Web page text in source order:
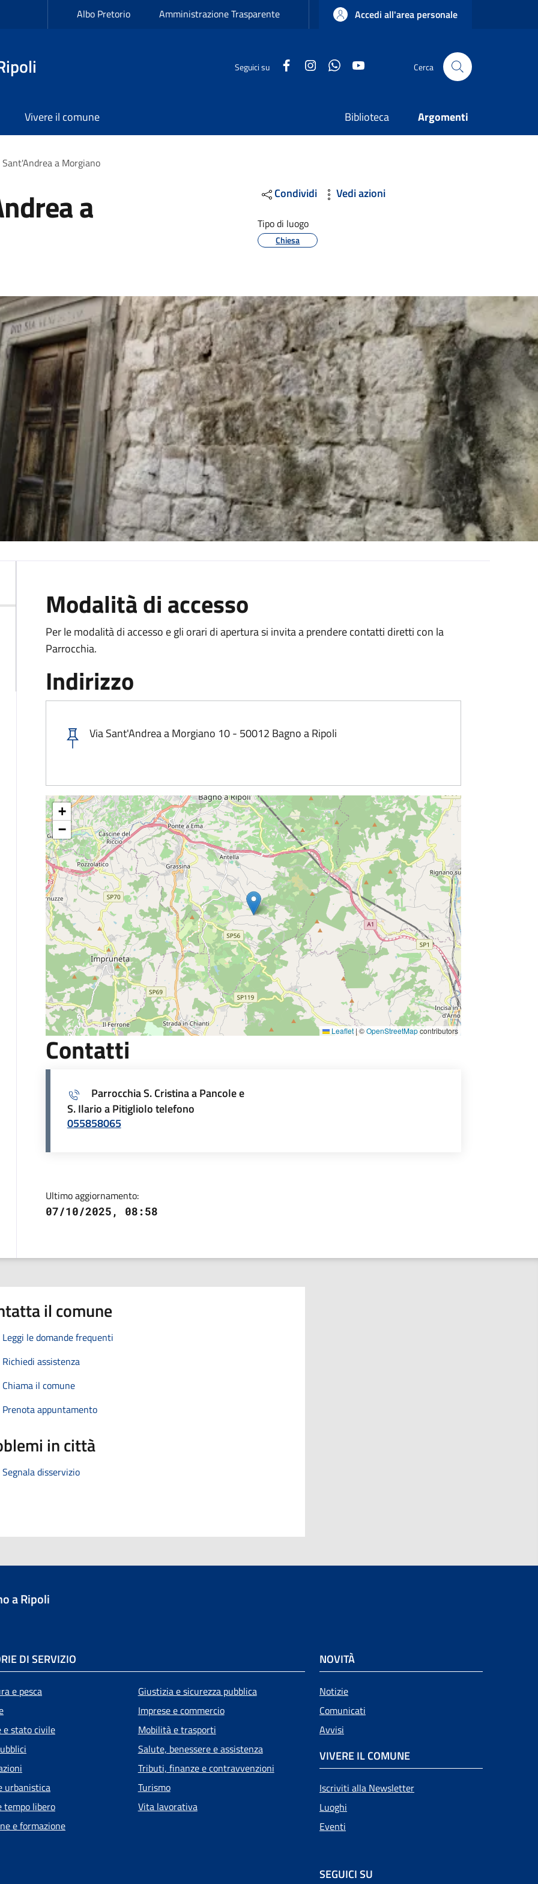
Albo Pretorio Amministrazione Trasparente Accedi all'area personale
Seguici su FacebookInstagramWhatsApp Cerca
Vivere il comune Biblioteca Argomenti
Sant'Andrea a Morgiano
a Condividi Vedi azioni
Tipo di luogo
Chiesa
Modalità di accesso
Per le modalità di accesso e gli orari di apertura si invita a prendere contatti diretti con la
Parrocchia.
Indirizzo
Via Sant'Andrea a Morgiano 10 - 50012 Bagno a Ripoli
+
−
Leaflet | ©OpenStreetMapcontributors
Contatti
Parrocchia S. Cristina a Pancole e
S. Ilario a Pitigliolo telefono
055858065
Ultimo aggiornamento:
07/10/2025, 08:58
il comune
Leggi le domande frequenti
Richiedi assistenza
Chiama il comune
Prenota appuntamento
in città
Segnala disservizio
a Ripoli
DI SERVIZIO
e pesca
e stato civile
urbanistica
tempo libero
e formazione
Giustizia e sicurezza pubblica
Imprese e commercio
Mobilità e trasporti
Salute, benessere e assistenza
Tributi, finanze e contravvenzioni
Turismo
Vita lavorativa
NOVITÀ
Notizie
Comunicati
Avvisi
VIVERE IL COMUNE
Iscriviti alla Newsletter
Luoghi
Eventi
SEGUICI SU